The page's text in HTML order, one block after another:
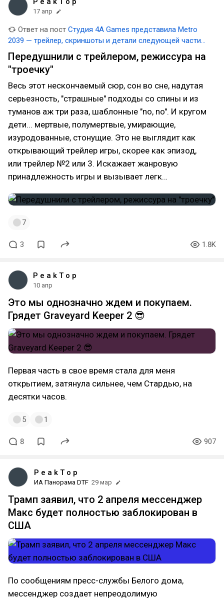
17 апр
Ответ на пост Студия 4A Games представила Metro
2039 — трейлер, скриншоты и детали следующей части
франшизы
Передушнили с трейлером, режиссура на
"троечку"
Весь этот нескончаемый сюр, сон во сне, надутая
серьезность, "страшные" подходы со спины и из
туманов аж три раза, шаблонные "no, no". И кругом
дети... мертвые, полумертвые, умирающие,
изуродованные, стонущие. Это не выглядит как
открывающий трейлер игры, скорее как эпизод,
или трейлер №2 или 3. Искажает жанровую
принадлежность игры и вызывает легк…
7
3 1.8K
P e a k T o p
10 апр
Это мы однозначно ждем и покупаем.
Грядет Graveyard Keeper 2 😎
Первая часть в свое время стала для меня
открытием, затянула сильнее, чем Стардью, на
десятки часов.
5 1
8 907
P e a k T o p
ИА Панорама DTF 29 мар
Трамп заявил, что 2 апреля мессенджер
Макс будет полностью заблокирован в
США
По сообщениям пресс-службы Белого дома,
мессенджер создает непреодолимую